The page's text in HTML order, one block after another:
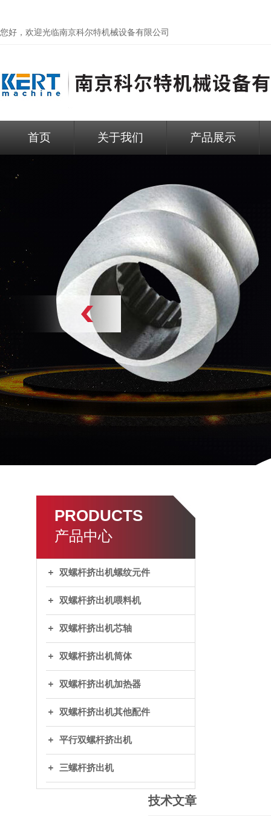
您好，欢迎光临南京科尔特机械设备有限公司
首页 关于我们 产品展示
PRODUCTS
产品中心
双螺杆挤出机螺纹元件
双螺杆挤出机喂料机
双螺杆挤出机芯轴
双螺杆挤出机筒体
双螺杆挤出机加热器
双螺杆挤出机其他配件
平行双螺杆挤出机
三螺杆挤出机
技术文章